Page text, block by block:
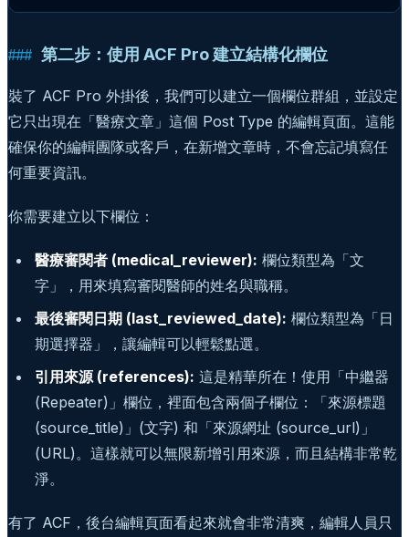
第二步：使用 ACF Pro 建立結構化欄位
裝了 ACF Pro 外掛後，我們可以建立一個欄位群組，並設定
它只出現在「醫療文章」這個 Post Type 的編輯頁面。這能
確保你的編輯團隊或客戶，在新增文章時，不會忘記填寫任
何重要資訊。
你需要建立以下欄位：
醫療審閱者 (medical_reviewer): 欄位類型為「文
字」，用來填寫審閱醫師的姓名與職稱。
最後審閱日期 (last_reviewed_date): 欄位類型為「日
期選擇器」，讓編輯可以輕鬆點選。
引用來源 (references): 這是精華所在！使用「中繼器
(Repeater)」欄位，裡面包含兩個子欄位：「來源標題
(source_title)」(文字) 和「來源網址 (source_url)」
(URL)。這樣就可以無限新增引用來源，而且結構非常乾
淨。
有了 ACF，後台編輯頁面看起來就會非常清爽，編輯人員只